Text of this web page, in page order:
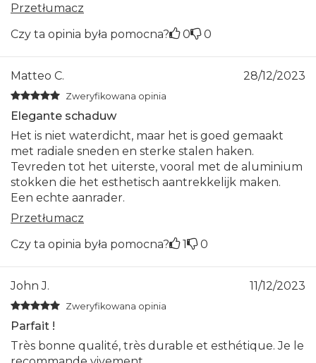
Przetłumacz
Czy ta opinia była pomocna?
0 0
Matteo C. 28/12/2023
Zweryfikowana opinia
Elegante schaduw
Het is niet waterdicht, maar het is goed gemaakt
met radiale sneden en sterke stalen haken.
Tevreden tot het uiterste, vooral met de aluminium
stokken die het esthetisch aantrekkelijk maken.
Een echte aanrader.
Przetłumacz
Czy ta opinia była pomocna?
1 0
John J. 11/12/2023
Zweryfikowana opinia
Parfait !
Très bonne qualité, très durable et esthétique. Je le